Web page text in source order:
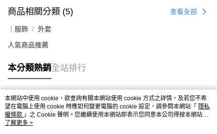
商品相關分類 (5) 查看全部
｜服飾 外套
人氣商品推薦
本分類熱銷全站排行
熱門標籤
本網站中使用 cookie，欲查詢有關本網站使用 cookie 方式之詳情，及若您不希
望在電腦上使用 cookie 時應如何變更電腦的 cookie 設定，請參閱本網站「 隱私
權條款 」之 Cookie 聲明。您繼續使用本網站即表示您同意本公司得按本網站使
用條款之 Cookie 聲明使用 cookie。
了解更多 >